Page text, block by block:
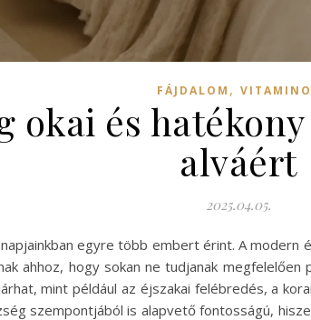
FÁJDALOM ,
okai és
alváért
2025.04.05.
egyre több embert érint. A
ahhoz, hogy sokan ne tudjanak megfelelően
mint például az éjszakai felébredés, a
szempontjából is alapvető fontosságú,